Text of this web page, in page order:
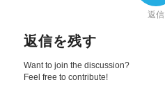
返信
返信を残す
Want to join the discussion?
Feel free to contribute!